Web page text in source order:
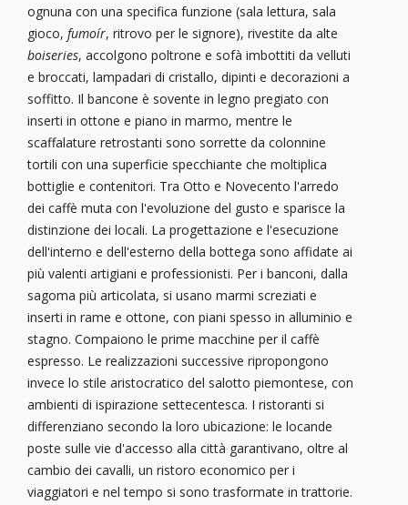
ognuna con una specifica funzione (sala lettura, sala
gioco, fumoír, ritrovo per le signore), rivestite da alte
boiseries, accolgono poltrone e sofà imbottiti da velluti
e broccati, lampadari di cristallo, dipinti e decorazioni a
soffitto. Il bancone è sovente in legno pregiato con
inserti in ottone e piano in marmo, mentre le
scaffalature retrostanti sono sorrette da colonnine
tortili con una superficie specchiante che moltiplica
bottiglie e contenitori. Tra Otto e Novecento l'arredo
dei caffè muta con l'evoluzione del gusto e sparisce la
distinzione dei locali. La progettazione e l'esecuzione
dell'interno e dell'esterno della bottega sono affidate ai
più valenti artigiani e professionisti. Per i banconi, dalla
sagoma più articolata, si usano marmi screziati e
inserti in rame e ottone, con piani spesso in alluminio e
stagno. Compaiono le prime macchine per il caffè
espresso. Le realizzazioni successive ripropongono
invece lo stile aristocratico del salotto piemontese, con
ambienti di ispirazione settecentesca. I ristoranti si
differenziano secondo la loro ubicazione: le locande
poste sulle vie d'accesso alla città garantivano, oltre al
cambio dei cavalli, un ristoro economico per i
viaggiatori e nel tempo si sono trasformate in trattorie.